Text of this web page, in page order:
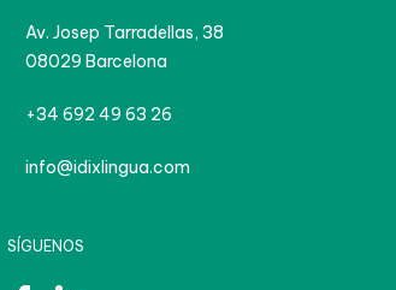
CONTACTO
08029 Barcelona
+34 692 49 63 26